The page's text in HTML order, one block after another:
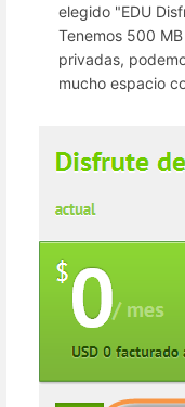
elegido "EDU
Tenemos 500
privadas,
mucho espacio